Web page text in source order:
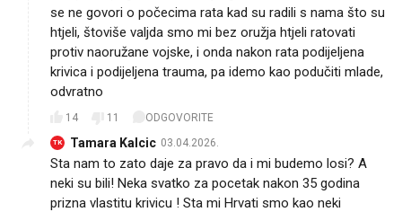
se ne govori o počecima rata kad su radili s nama što su
htjeli, štoviše valjda smo mi bez oružja htjeli ratovati
protiv naoružane vojske, i onda nakon rata podijeljena
krivica i podijeljena trauma, pa idemo kao podučiti mlade,
odvratno
14 11 ODGOVORITE
TK Tamara Kalcic 03.04.2026.
Sta nam to zato daje za pravo da i mi budemo losi? A
neki su bili! Neka svatko za pocetak nakon 35 godina
prizna vlastitu krivicu ! Sta mi Hrvati smo kao neki